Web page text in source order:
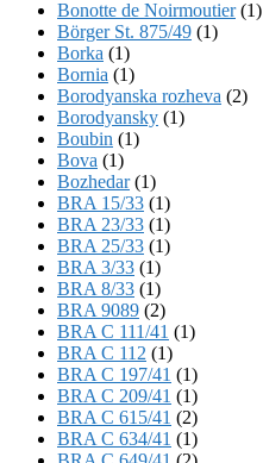
Bonotte de Noirmoutier(1)
Börger St. 875/49 (1)
Borka (1)
Bornia (1)
Borodyanska rozheva (2)
Borodyansky (1)
Boubin (1)
Bova (1)
Bozhedar(1)
BRA 15/33 (1)
BRA 23/33 (1)
BRA 25/33 (1)
BRA 3/33 (1)
BRA 8/33 (1)
BRA 9089 (2)
BRA C 111/41 (1)
BRA C 112 (1)
BRA C 197/41 (1)
BRA C 209/41 (1)
BRA C 615/41 (2)
BRA C 634/41 (1)